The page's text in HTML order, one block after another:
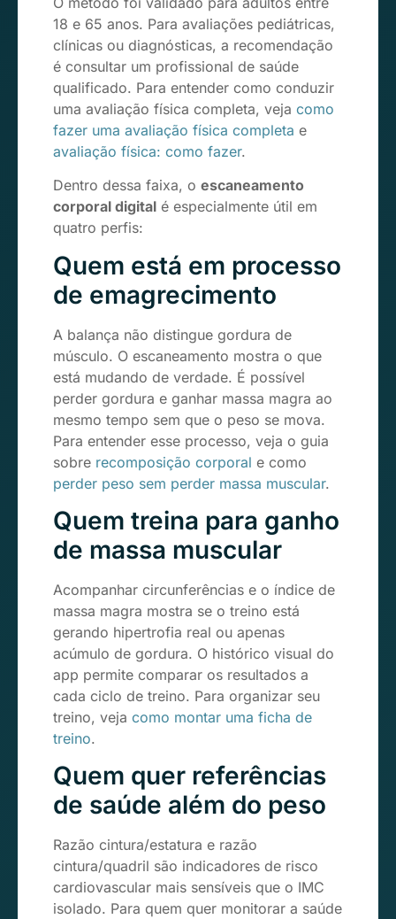
18 e 65 anos. Para avaliações pediátricas,
clínicas ou diagnósticas, a recomendação
é consultar um profissional de saúde
qualificado. Para entender como conduzir
uma avaliação física completa, veja como
fazer uma avaliação física completa e
avaliação física: como fazer.
Dentro dessa faixa, o escaneamento
corporal digital é especialmente útil em
quatro perfis:
Quem está em processo
de emagrecimento
A balança não distingue gordura de
músculo. O escaneamento mostra o que
está mudando de verdade. É possível
perder gordura e ganhar massa magra ao
mesmo tempo sem que o peso se mova.
Para entender esse processo, veja o guia
sobre recomposição corporal e como
perder peso sem perder massa muscular.
Quem treina para ganho
de massa muscular
Acompanhar circunferências e o índice de
massa magra mostra se o treino está
gerando hipertrofia real ou apenas
acúmulo de gordura. O histórico visual do
app permite comparar os resultados a
cada ciclo de treino. Para organizar seu
treino, veja como montar uma ficha de
treino.
Quem quer referências
de saúde além do peso
Razão cintura/estatura e razão
cintura/quadril são indicadores de risco
cardiovascular mais sensíveis que o IMC
isolado. Para quem quer monitorar a saúde